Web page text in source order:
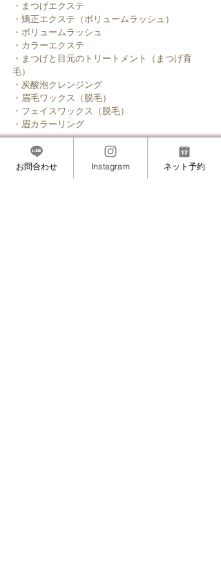
・まつげエクステ
・矯正エクステ（ボリュームラッシュ）
・ボリュームラッシュ
・カラーエクステ
・まつげと目元のトリートメント（まつげ育
毛）
・炭酸泡クレンジング
・眉毛ワックス（脱毛）
・フェイスワックス（脱毛）
・眉カラーリング
────────────────
銀座・六本木・麻布・麻布十番・白金にも近い
お問合わせ Instagram ネット予約